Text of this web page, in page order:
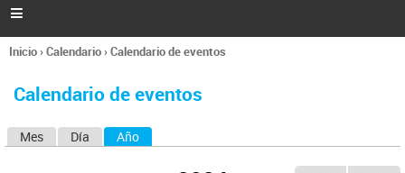
l

Se
usted
Inicio›Calendario›Calendario de eventos
Calendario de eventos
Mes Día Año